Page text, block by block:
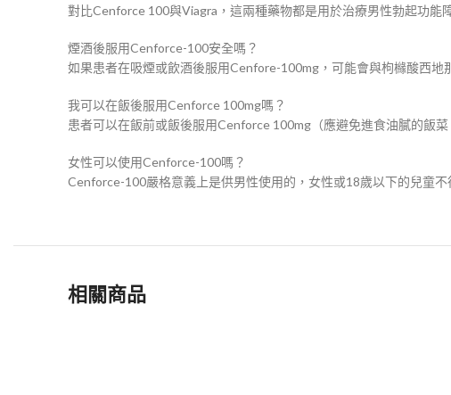
對比Cenforce 100與Viagra，這兩種藥物都是用於治療男性勃起功能
煙酒後服用Cenforce-100安全嗎？
如果患者在吸煙或飲酒後服用Cenfore-100mg，可能會與枸櫞酸西
我可以在飯後服用Cenforce 100mg嗎？
患者可以在飯前或飯後服用Cenforce 100mg（應避免進食油膩的飯菜
女性可以使用Cenforce-100嗎？
Cenforce-100嚴格意義上是供男性使用的，女性或18歲以下的兒童不
相關商品